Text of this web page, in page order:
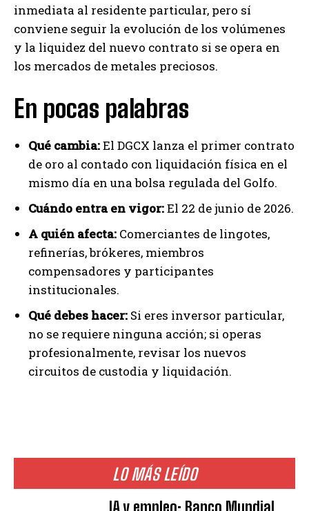
LO MÁS LEÍDO
IA y empleo: Banco Mundial
inmediata al residente particular, pero sí
conviene seguir la evolución de los volúmenes
y la liquidez del nuevo contrato si se opera en
los mercados de metales preciosos.
En pocas palabras
Qué cambia:El DGCX lanza el primer contrato
de oro al contado con liquidación física en el
mismo día en una bolsa regulada del Golfo.
Cuándo entra en vigor:El 22 de junio de 2026.
A quién afecta: Comerciantes de lingotes,
refinerías, brókeres, miembros
compensadores y participantes
institucionales.
Qué debes hacer: Si eres inversor particular,
no se requiere ninguna acción; si operas
profesionalmente, revisar los nuevos
circuitos de custodia y liquidación.